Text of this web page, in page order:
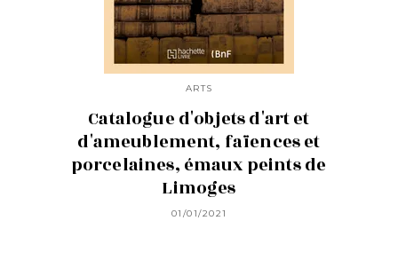
ARTS
Catalogue d'objets d'art et
d'ameublement, faïences et
porcelaines, émaux peints de
Limoges
01/01/2021